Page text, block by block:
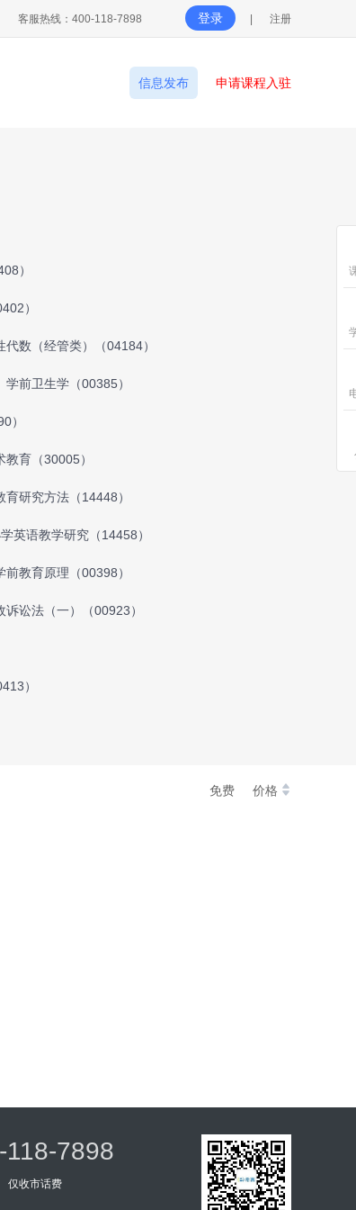
客服热线：400-118-7898 登录 注册
信息发布 申请课程入驻
）
）
代数（经管类）（04184）
学前卫生学（00385）
）
育（30005）
育研究方法（14448）
英语教学研究（14458）
前教育原理（00398）
诉讼法（一）（00923）
）
免费 价格
118-7898
仅收市话费